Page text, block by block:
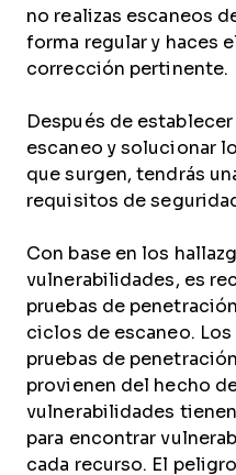
no realizas escaneos
forma regular y haces
corrección pertinente.
Después de
escaneo y solucionar
que surgen, tendrás
requisitos de
Con base en los
vulnerabilidades, es
pruebas de
ciclos de escaneo.
pruebas de
provienen del hecho
vulnerabilidades
para encontrar
cada recurso. El